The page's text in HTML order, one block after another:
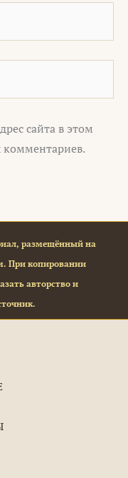
сайта в этом
размещённый на
При копировании
авторство и